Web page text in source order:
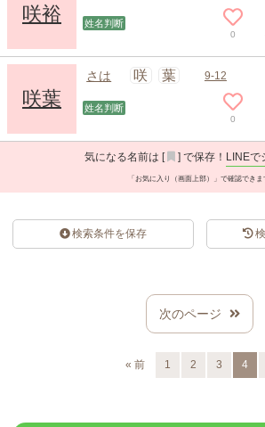
咲裕 姓名判断
0
咲葉
さは 咲 葉 9-12
姓名判断
0
気になる名前は [ ] で保存！ LINEで
「お気に入り（画面上部）」で確認できま
検索条件を保存
次のページ
« 前 1 2 3 4